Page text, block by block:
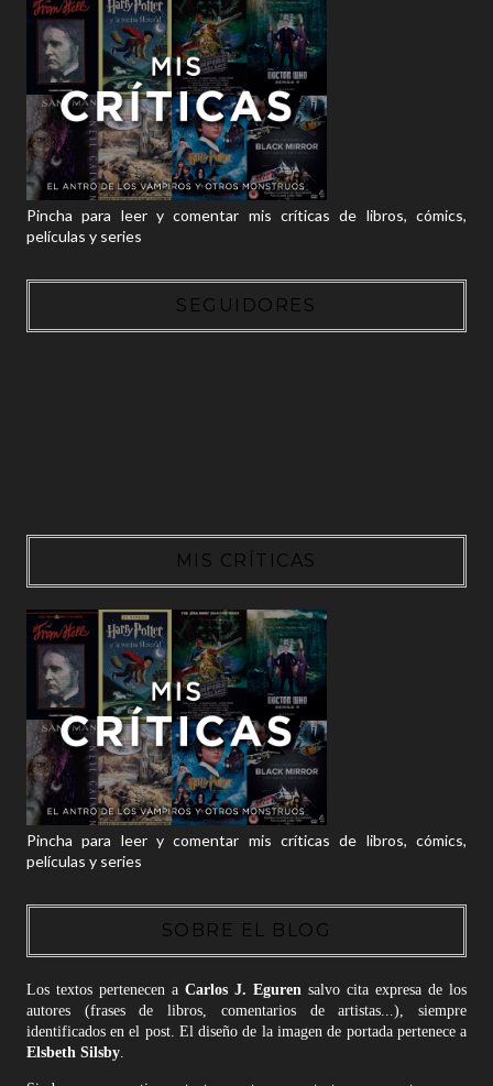
Pincha para leer y comentar mis críticas de libros, cómics,
películas y series
SEGUIDORES
MIS CRÍTICAS
Pincha para leer y comentar mis críticas de libros, cómics,
películas y series
SOBRE EL BLOG
Los textos pertenecen a Carlos J. Egurensalvo cita expresa de los
autores (frases de libros, comentarios de artistas...), siempre
identificados en el post. El diseño de la imagen de portada pertenece a
Elsbeth Silsby.